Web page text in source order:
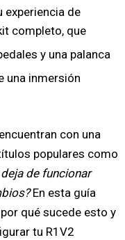
experiencia de
completo, que
y una palanca
una inmersión
con una
populares como
de funcionar
En esta guía
qué sucede esto y
tu R1V2